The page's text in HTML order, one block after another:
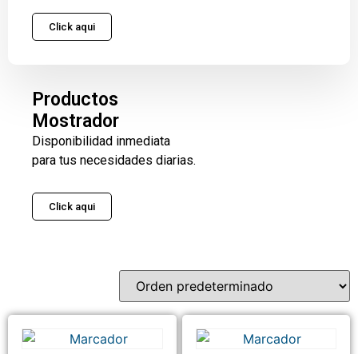
Click aqui
Productos
Mostrador
Disponibilidad inmediata
para tus necesidades diarias.
Click aqui